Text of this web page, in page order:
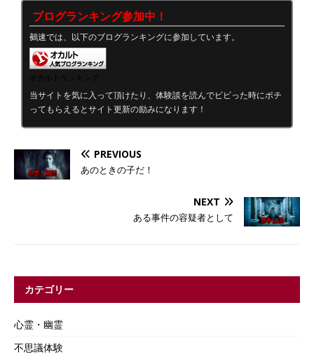
ブログランキング参加中！
鵺速では、以下のブログランキングに参加しています。
当サイトを気に入って頂けたり、体験談を読んでビビった時にポチ
ってもらえるとサイト更新の励みになります！
PREVIOUS
あのときの子だ！
NEXT
ある事件の容疑者として
カテゴリー
心霊・幽霊
不思議体験